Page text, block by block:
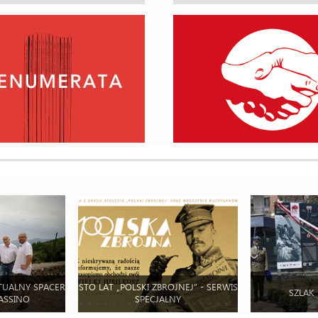
SPACER
STO LAT „POLSKI ZBROJNEJ” - SERWIS
SPECJALNY
SZLAK